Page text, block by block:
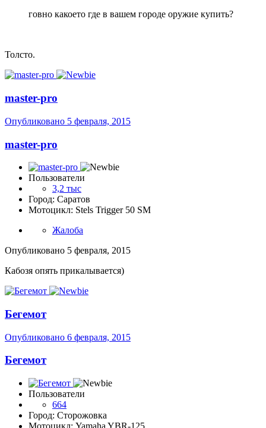
говно какоето где в вашем городе оружие купить?
Толсто.
master-pro
Опубликовано 5 февраля, 2015
master-pro
Пользователи
3,2 тыс
Город: Саратов
Мотоцикл: Stels Trigger 50 SM
Жалоба
Опубликовано 5 февраля, 2015
Кабозя опять прикалывается)
Бегемот
Опубликовано 6 февраля, 2015
Бегемот
Пользователи
664
Город: Сторожовка
Мотоцикл: Yamaha YBR-125